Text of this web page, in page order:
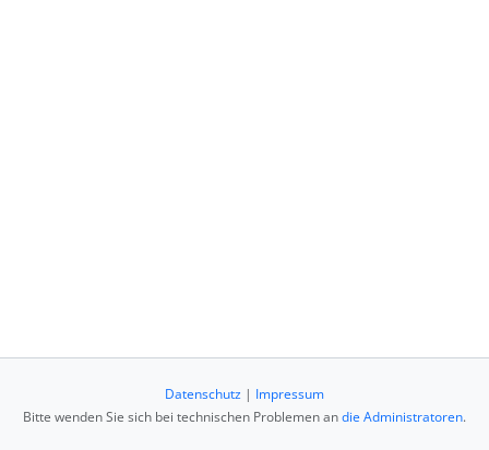
Datenschutz | Impressum
Bitte wenden Sie sich bei technischen Problemen andie Administratoren.